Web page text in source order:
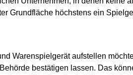
Grundfläche höchstens ein
Warenspielgerät aufstellen
bestätigen lassen. Das